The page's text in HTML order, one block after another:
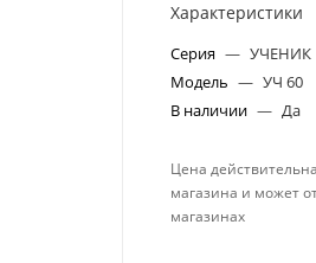
Характеристики
Серия — УЧЕНИК
Модель — УЧ 60
В наличии — Да
Цена
магазина и может
магазинах